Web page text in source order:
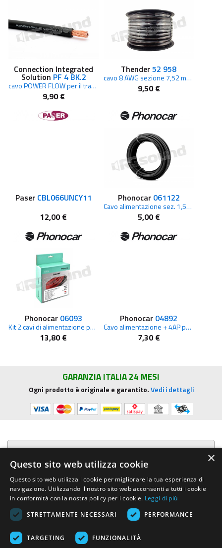
Connection Integrated
Solution PF 4 BK.2
cavo POWER FLOW per il trasferimento di alte correnti
9,90 €
Thender52 958
cavo 8 AWG sezione 7,52 mmq colore nero
9,50 €
Paser CBL066UNCY11
12,00 €
Phonocar 061122
Cavo alimentazione sez. 1,5mm da 5m Nero
5,00 €
Phonocar 06093
Kit 2 cavi di alimentazione per amplificatore
13,80 €
Phonocar 04892
Cavo alimentazione + 4AP per autoradio ALPINE CDA CDE
7,30 €
GARANZIA ITALIA 24 MESI
Ogni prodotto è originale e garantito.Vedi i dettagli
Presentazione aziendale
Acquista su R.G. Sound
Trasparenza e sicurezza
Area Clienti
×
Questo sito web utilizza cookie
Questo sito web utilizza i cookie per migliorare la tua esperienza di
navigazione. Utilizzando il nostro sito web acconsenti a tutti i cookie
in conformità con la nostra policy per i cookie. Leggi di più
STRETTAMENTE NECESSARI
PERFORMANCE
TARGETING FUNZIONALITÀ